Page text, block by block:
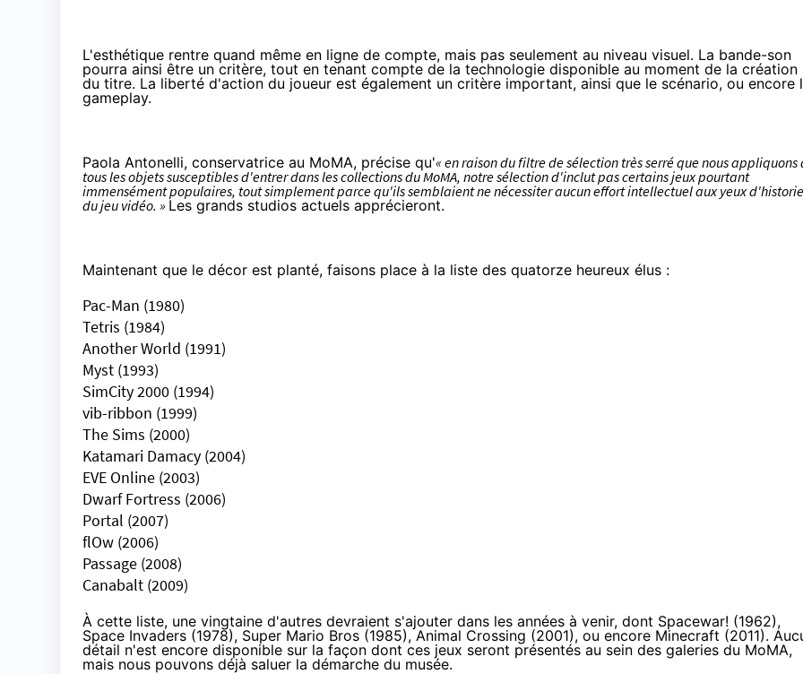
L'esthétique rentre quand même en ligne de compte, mais pas seulement au niveau visuel. La bande-son
pourra ainsi être un critère, tout en tenant compte de la technologie disponible au moment de la création
du titre. La liberté d'action du joueur est également un critère important, ainsi que le scénario, ou encore
gameplay.
Paola Antonelli, conservatrice au MoMA, précise qu'« en raison du filtre de sélection très serré que nous appliquons
tous les objets susceptibles d'entrer dans les collections du MoMA, notre sélection d'inclut pas certains jeux pourtant
immensément populaires, tout simplement parce qu'ils semblaient ne nécessiter aucun effort intellectuel aux yeux
du jeu vidéo. » Les grands studios actuels apprécieront.
Maintenant que le décor est planté, faisons place à la liste des quatorze heureux élus :
Pac-Man (1980)
Tetris (1984)
Another World (1991)
Myst (1993)
SimCity 2000 (1994)
vib-ribbon (1999)
The Sims (2000)
Katamari Damacy (2004)
EVE Online (2003)
Dwarf Fortress (2006)
Portal (2007)
flOw (2006)
Passage (2008)
Canabalt (2009)
À cette liste, une vingtaine d'autres devraient s'ajouter dans les années à venir, dont Spacewar! (1962),
Space Invaders (1978), Super Mario Bros (1985), Animal Crossing (2001), ou encore Minecraft (2011).
détail n'est encore disponible sur la façon dont ces jeux seront présentés au sein des galeries du MoMA,
mais nous pouvons déjà saluer la démarche du musée.